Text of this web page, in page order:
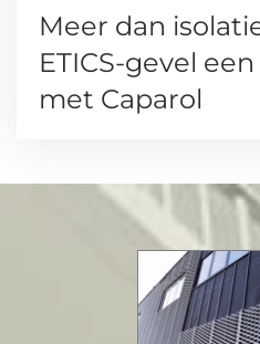
Meer dan
ETICS-gevel
met Caparol